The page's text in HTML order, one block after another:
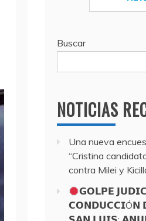
Buscar
NOTICIAS
Una nueva
“Cristina
contra Milei y
𝗚𝗢𝗟𝗣𝗘
𝗖𝗢𝗡𝗗𝗨𝗖𝗖𝗜Ó𝗡